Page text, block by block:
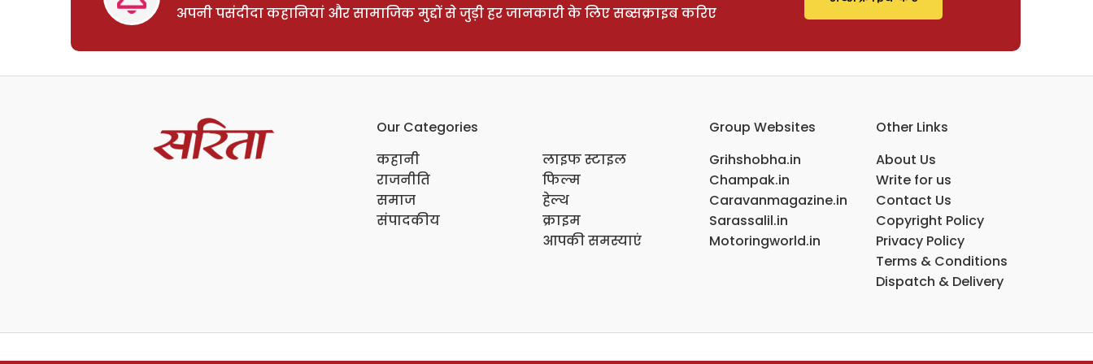
अपनी पसंदीदा कहानियां और सामाजिक मुद्दों से जुड़ी हर जानकारी के लिए सब्सक्राइब करिए
Our Categories
कहानी
राजनीति
समाज
संपादकीय
लाइफ स्टाइल
फिल्म
हेल्थ
क्राइम
आपकी समस्याएं
Group Websites
Grihshobha.in
Champak.in
Caravanmagazine.in
Sarassalil.in
Motoringworld.in
Other Links
About Us
Write for us
Contact Us
Copyright Policy
Privacy Policy
Terms & Conditions
Dispatch & Delivery